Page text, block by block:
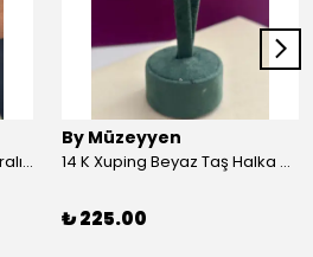
14 K Xuping Baget Kesim Sıralı Bileklik
By Müzeyyen
14 K Xuping Beyaz Taş Halka Küpe
₺ 225.00